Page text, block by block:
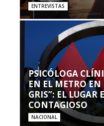
ENTREVISTAS
PSICÓLOGA
EN EL METRO
GRIS”: EL LUGAR
CONTAGIOSO
NACIONAL